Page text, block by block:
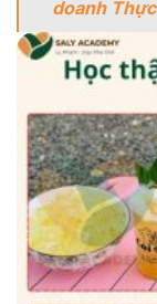
doanh